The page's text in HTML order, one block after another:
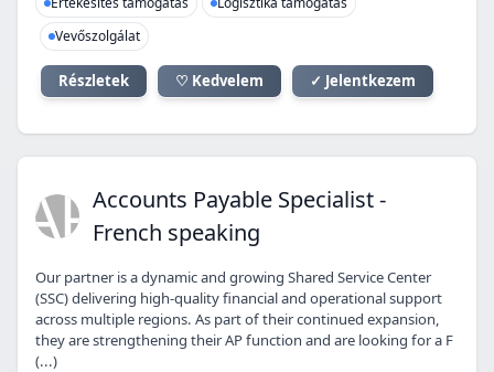
Vevőszolgálat
Részletek ♡ Kedvelem ✓ Jelentkezem
APAccounts Payable Specialist -
French speaking
Our partner is a dynamic and growing Shared Service Center
(SSC) delivering high-quality financial and operational support
across multiple regions. As part of their continued expansion,
they are strengthening their AP function and are looking for a F
(...)